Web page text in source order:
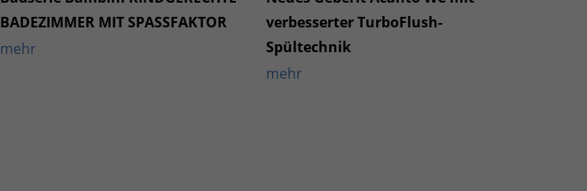
BADEZIMMER MIT SPASSFAKTOR
mehr
verbesserter TurboFlush-
Spültechnik
mehr